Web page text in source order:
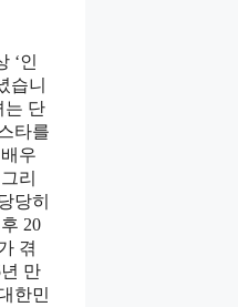
‘인
습니
는 단
타를
우
리
당히
20
겪
만
한민